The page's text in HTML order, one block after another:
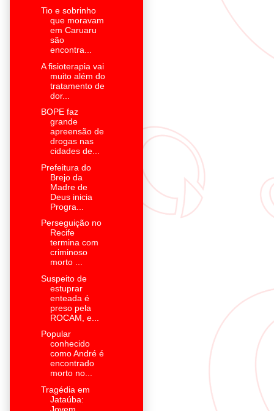
Tio e sobrinho
que moravam
em Caruaru
são
encontra...
A fisioterapia vai
muito além do
tratamento de
dor...
BOPE faz
grande
apreensão de
drogas nas
cidades de...
Prefeitura do
Brejo da
Madre de
Deus inicia
Progra...
Perseguição no
Recife
termina com
criminoso
morto ...
Suspeito de
estuprar
enteada é
preso pela
ROCAM, e...
Popular
conhecido
como André é
encontrado
morto no...
Tragédia em
Jataúba:
Jovem